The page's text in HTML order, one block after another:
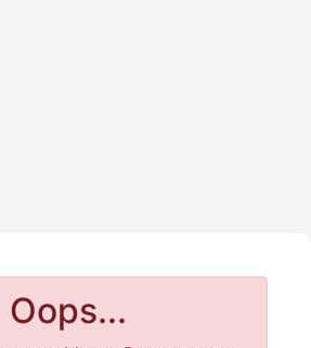
Oops...